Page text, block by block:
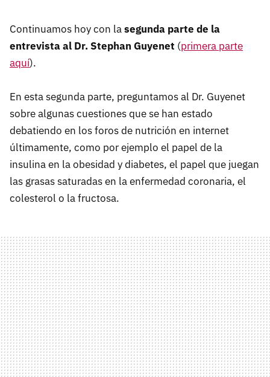
Continuamos hoy con lasegunda parte de la
entrevista al Dr. Stephan Guyenet (primera parte
aquí).
En esta segunda parte, preguntamos al Dr. Guyenet
sobre algunas cuestiones que se han estado
debatiendo en los foros de nutrición en internet
últimamente, como por ejemplo el papel de la
insulina en la obesidad y diabetes, el papel que juegan
las grasas saturadas en la enfermedad coronaria, el
colesterol o la fructosa.